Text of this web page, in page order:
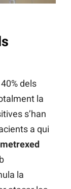
dels
la
s’han
a qui
la